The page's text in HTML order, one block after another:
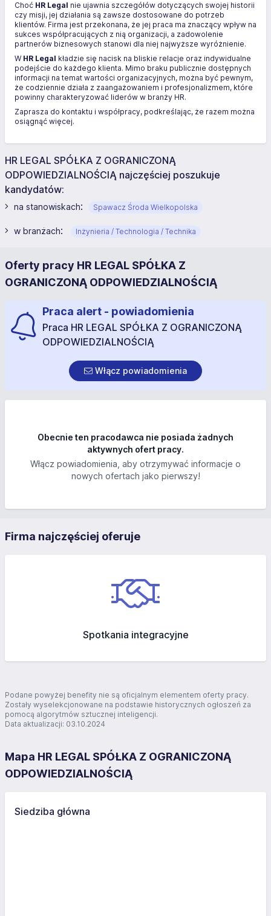
Choć HR Legal nie ujawnia szczegółów dotyczących swojej historii
czy misji, jej działania są zawsze dostosowane do potrzeb
klientów. Firma jest przekonana, że jej praca ma znaczący wpływ na
sukces współpracujących z nią organizacji, a zadowolenie
partnerów biznesowych stanowi dla niej najwyższe wyróżnienie.
W HR Legal kładzie się nacisk na bliskie relacje oraz indywidualne
podejście do każdego klienta. Mimo braku publicznie dostępnych
informacji na temat wartości organizacyjnych, można być pewnym,
że codziennie działa z zaangażowaniem i profesjonalizmem, które
powinny charakteryzować liderów w branży HR.
Zaprasza do kontaktu i współpracy, podkreślając, że razem można
osiągnąć więcej.
HR LEGAL SPÓŁKA Z OGRANICZONĄ
ODPOWIEDZIALNOŚCIĄ najczęściej poszukuje
kandydatów:
na stanowiskach: Spawacz Środa Wielkopolska
w branżach: Inżynieria / Technologia / Technika
Oferty pracy HR LEGAL SPÓŁKA Z
OGRANICZONĄ ODPOWIEDZIALNOŚCIĄ
Praca alert - powiadomienia
Praca HR LEGAL SPÓŁKA Z OGRANICZONĄ
ODPOWIEDZIALNOŚCIĄ
Włącz powiadomienia
Obecnie ten pracodawca nie posiada żadnych
aktywnych ofert pracy.
Włącz powiadomienia, aby otrzymywać informacje o
nowych ofertach jako pierwszy!
Firma najczęściej oferuje
Spotkania integracyjne
Podane powyżej benefity nie są oficjalnym elementem oferty pracy.
Zostały wyselekcjonowane na podstawie historycznych ogłoszeń za
pomocą algorytmów sztucznej inteligencji.
Data aktualizacji: 03.10.2024
Mapa HR LEGAL SPÓŁKA Z OGRANICZONĄ
ODPOWIEDZIALNOŚCIĄ
Siedziba główna